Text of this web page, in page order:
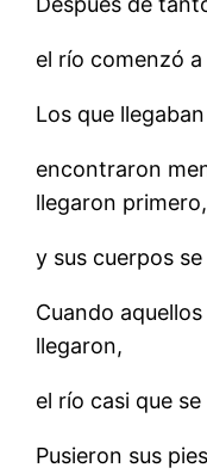
el río comenzó a
Los que
encontraron
llegaron primero,
y sus cuerpos
Cuando
llegaron,
el río casi que
Pusieron sus